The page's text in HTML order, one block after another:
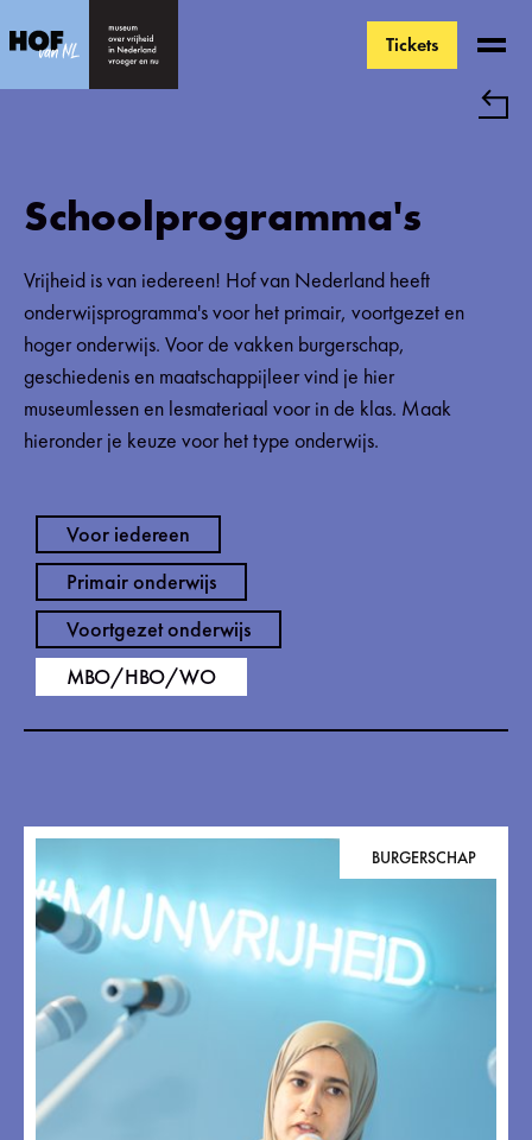
Tickets
Schoolprogramma's
Vrijheid is van iedereen! Hof van Nederland heeft
onderwijsprogramma's voor het primair, voortgezet en
hoger onderwijs. Voor de vakken burgerschap,
geschiedenis en maatschappijleer vind je hier
museumlessen en lesmateriaal voor in de klas. Maak
hieronder je keuze voor het type onderwijs.
Voor iedereen
Primair onderwijs
Voortgezet onderwijs
MBO/HBO/WO
BURGERSCHAP